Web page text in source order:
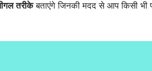
तरीकेबताएंगे जिनकी मदद से आप किसी भी